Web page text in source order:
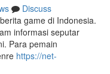
Discuss
game di Indonesia.
informasi seputar
Para pemain
https://net-